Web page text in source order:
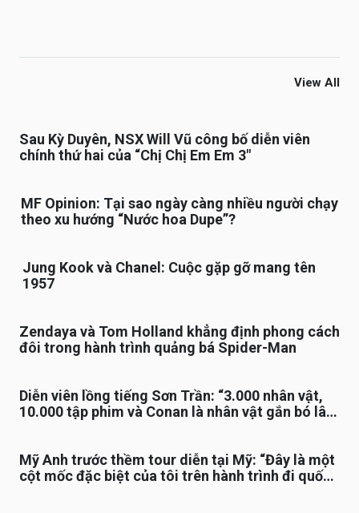
View All
Sau Kỳ Duyên, NSX Will Vũ công bố diễn viên
chính thứ hai của “Chị Chị Em Em 3″
MF Opinion: Tại sao ngày càng nhiều người chạy
theo xu hướng “Nước hoa Dupe”?
Jung Kook và Chanel: Cuộc gặp gỡ mang tên
1957
Zendaya và Tom Holland khẳng định phong cách
đôi trong hành trình quảng bá Spider-Man
Diễn viên lồng tiếng Sơn Trần: “3.000 nhân vật,
10.000 tập phim và Conan là nhân vật gắn bó lâu
Mỹ Anh trước thềm tour diễn tại Mỹ: “Đây là một
cột mốc đặc biệt của tôi trên hành trình đi quốc